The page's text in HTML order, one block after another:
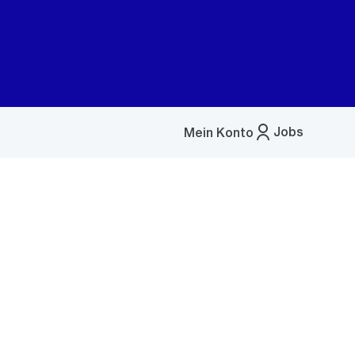
Jobs
Mein Konto
Menü